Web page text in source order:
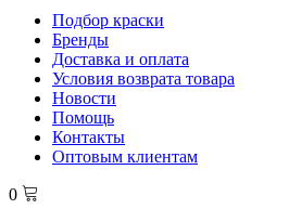
Подбор краски
Бренды
Доставка и оплата
Условия возврата товара
Новости
Помощь
Контакты
Оптовым клиентам
0